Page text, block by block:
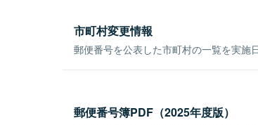
市町村変更情報
郵便番号を公表した市町村の一覧を実施
郵便番号簿PDF（2025年度版）